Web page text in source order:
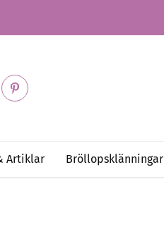
Artiklar Bröllopsklänningar